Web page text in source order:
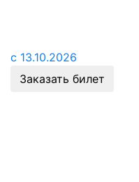
с 13.10.2026
Заказать билет